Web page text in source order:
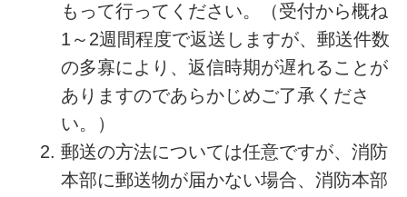
もって行ってください。（受付から概ね
1～2週間程度で返送しますが、郵送件数
の多寡により、返信時期が遅れることが
ありますのであらかじめご了承くださ
い。）
郵送の方法については任意ですが、消防
本部に郵送物が届かない場合、消防本部